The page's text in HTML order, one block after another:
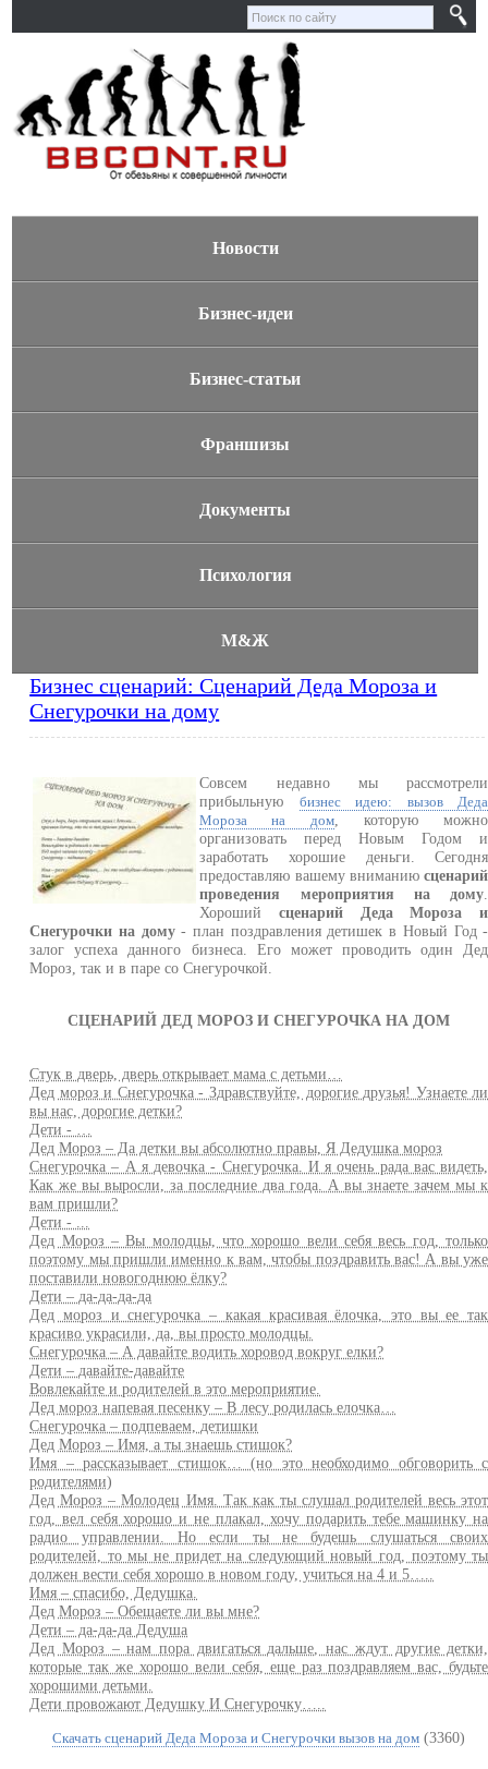
Новости
Бизнес-идеи
Бизнес-статьи
Франшизы
Документы
Психология
М&Ж
Бизнес сценарий: Сценарий Деда Мороза и
Снегурочки на дому
Совсем недавно мы рассмотрели
прибыльную бизнес идею: вызов Деда
Мороза на дом, которую можно
организовать перед Новым Годом и
заработать хорошие деньги. Сегодня
предоставляю вашему вниманиюсценарий
проведения мероприятия на дому
Хороший сценарий Деда Мороза и
Снегурочки на дому- план поздравления детишек в Новый Год -
залог успеха данного бизнеса. Его может проводить один Дед
Мороз, так и в паре со Снегурочкой.
СЦЕНАРИЙ ДЕД МОРОЗ И СНЕГУРОЧКА НА ДОМ
Стук в дверь, дверь открывает мама с детьми…
Дед мороз и Снегурочка - Здравствуйте, дорогие друзья! Узнаете ли
вы нас, дорогие детки?
Дети - …
Дед Мороз – Да детки вы абсолютно правы, Я Дедушка мороз
Снегурочка – А я девочка - Снегурочка. И я очень рада вас видеть,
Как же вы выросли, за последние два года. А вы знаете зачем мы к
вам пришли?
Дети - ...
Дед Мороз – Вы молодцы, что хорошо вели себя весь год, только
поэтому мы пришли именно к вам, чтобы поздравить вас! А вы уже
поставили новогоднюю ёлку?
Дети – да-да-да-да
Дед мороз и снегурочка – какая красивая ёлочка, это вы ее так
красиво украсили, да, вы просто молодцы.
Снегурочка – А давайте водить хоровод вокруг елки?
Дети – давайте-давайте
Вовлекайте и родителей в это мероприятие.
Дед мороз напевая песенку – В лесу родилась елочка…
Снегурочка – подпеваем, детишки
Дед Мороз – Имя, а ты знаешь стишок?
Имя – рассказывает стишок… (но это необходимо обговорить с
родителями)
Дед Мороз – Молодец Имя. Так как ты слушал родителей весь этот
год, вел себя хорошо и не плакал, хочу подарить тебе машинку на
радио управлении. Но если ты не будешь слушаться своих
родителей, то мы не придет на следующий новый год, поэтому ты
должен вести себя хорошо в новом году, учиться на 4 и 5…..
Имя – спасибо, Дедушка.
Дед Мороз – Обещаете ли вы мне?
Дети – да-да-да Дедуша
Дед Мороз – нам пора двигаться дальше, нас ждут другие детки,
которые так же хорошо вели себя, еще раз поздравляем вас, будьте
хорошими детьми.
Дети провожают Дедушку И Снегурочку…..
Скачать сценарий Деда Мороза и Снегурочки вызов на дом (3360)